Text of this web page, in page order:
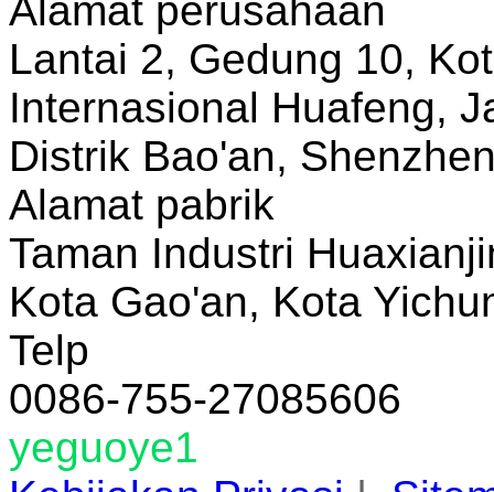
Alamat perusahaan
Lantai 2, Gedung 10,
Internasional Huafeng,
Distrik Bao'an,
Alamat pabrik
Taman Industri
Kota Gao'an, Kota
Telp
0086-755-27085606
yeguoye1